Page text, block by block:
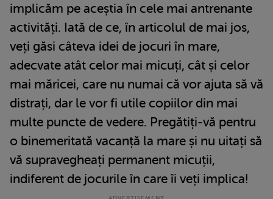
implicăm pe aceștia în cele mai antrenante
activități. Iată de ce, în articolul de mai jos,
veți găsi câteva idei de jocuri în mare,
adecvate atât celor mai micuți, cât și celor
mai măricei, care nu numai că vor ajuta să vă
distrați, dar le vor fi utile copiilor din mai
multe puncte de vedere. Pregătiți-vă pentru
o binemeritată vacanță la mare și nu uitați să
vă supravegheați permanent micuții,
indiferent de jocurile în care îi veți implica!